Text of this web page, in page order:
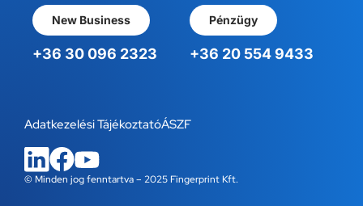
New Business
+36 30 096 2323
Pénzügy
+36 20 554 9433
© Minden jog fenntartva – 2025 Fingerprint Kft.
Adatkezelési TájékoztatóÁSZF